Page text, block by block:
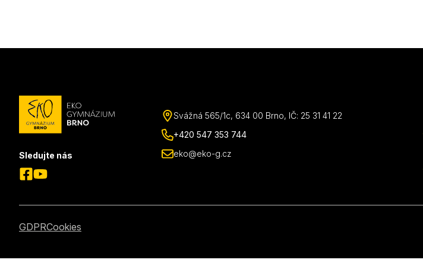
Sledujte nás
Svážná 565/1c, 634 00 Brno, IČ: 25 31 41 22
+420 547 353 744
eko@eko-g.cz
GDPRCookies